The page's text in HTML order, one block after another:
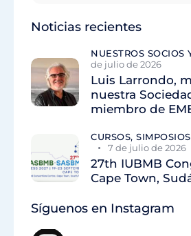
Noticias recientes
NUESTROS SOCIOS
de julio de 2026
Luis Larrondo,
nuestra
miembro de
CURSOS,
7 de julio de 2026
27th IUBMB
Cape Town,
Síguenos en Instagram